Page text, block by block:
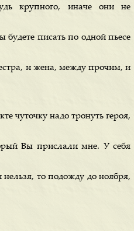
крупного, иначе они не
будете писать по одной пьесе
и жена, между прочим, и
чуточку надо тронуть героя,
Вы прислали мне. У себя
то подожду до ноября,